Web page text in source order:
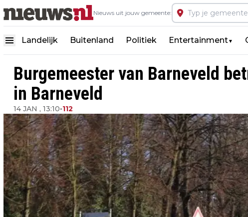
Nieuws uit jouw gemeente:
Landelijk Buitenland Politiek Entertainment▼
Burgemeester van Barneveld
in Barneveld
14 JAN , 13:10•112